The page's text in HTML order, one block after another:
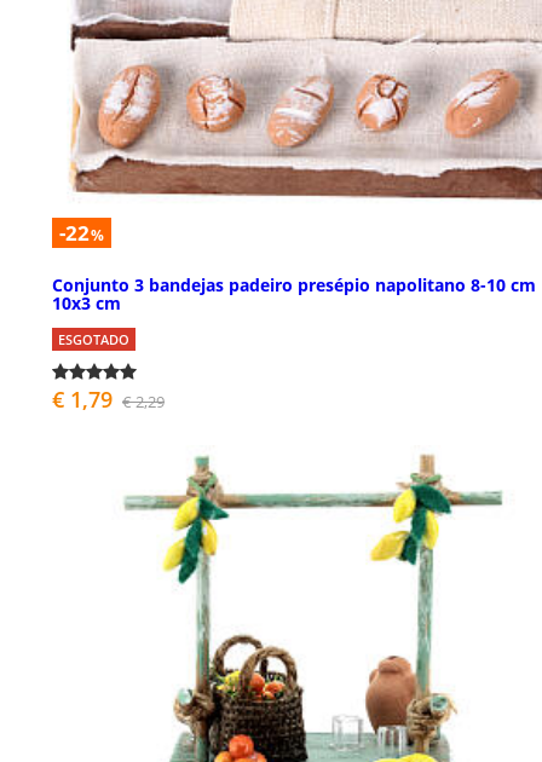
-22%
Conjunto 3 bandejas padeiro presépio napolitano 8-10 cm
10x3 cm
ESGOTADO
€ 1,79 € 2,29